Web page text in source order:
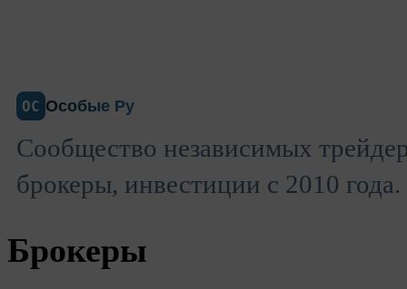
ОС Особые Ру
Сообщество независимых
брокеры, инвестиции с 2010 года.
Брокеры